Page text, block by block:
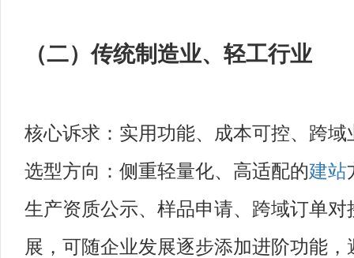
（二）传统制造业、轻工行业
核心诉求：实用功能、成本可控、跨域
选型方向：侧重轻量化、高适配的建站
生产资质公示、样品申请、跨域订单
展，可随企业发展逐步添加进阶功能